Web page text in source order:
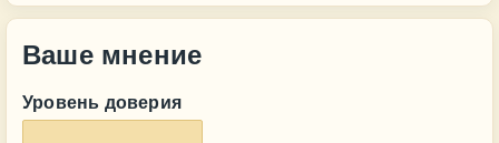
Ваше мнение
Уровень доверия